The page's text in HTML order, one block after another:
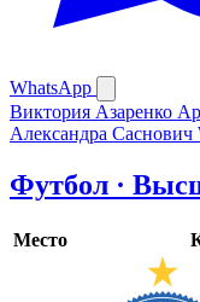
WhatsApp
Виктория Азаренко
Александра Саснович
Футбол ·
Место